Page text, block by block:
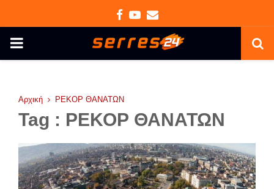
Facebook
Youtube
Email
PRIMARY
Αρχική ΡΕΚΟΡ ΘΑΝΑΤΩΝ
Tag : ΡΕΚΟΡ ΘΑΝΑΤΩΝ